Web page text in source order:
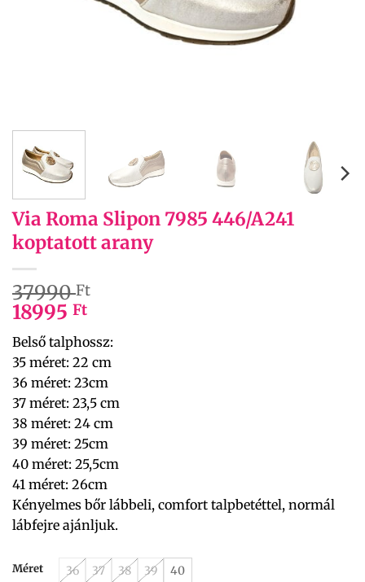
Via Roma Slipon 7985 446/A241
koptatott arany
37990Ft
18995 Ft
Belső talphossz:
35 méret: 22 cm
36 méret: 23cm
37 méret: 23,5 cm
38 méret: 24 cm
39 méret: 25cm
40 méret: 25,5cm
41 méret: 26cm
Kényelmes bőr lábbeli, comfort talpbetéttel, normál
lábfejre ajánljuk.
Méret 36 37 38 39 40